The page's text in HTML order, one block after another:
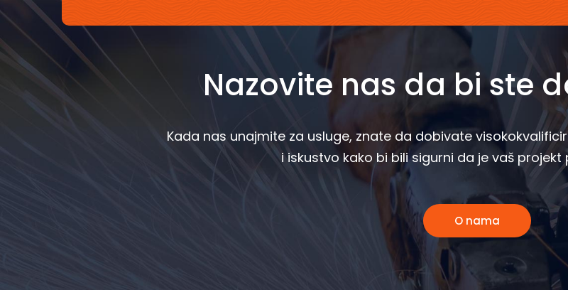
Nazovite nas da bi ste
Kada nas unajmite za usluge, znate da dobivate
i iskustvo kako bi bili sigurni da je vaš projekt
O nama